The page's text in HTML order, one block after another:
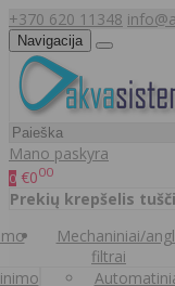
+370 620 11348
Navigacija
Mano paskyra
0 €000
Prekių krepšelis
Mechaniniai/
filtrai